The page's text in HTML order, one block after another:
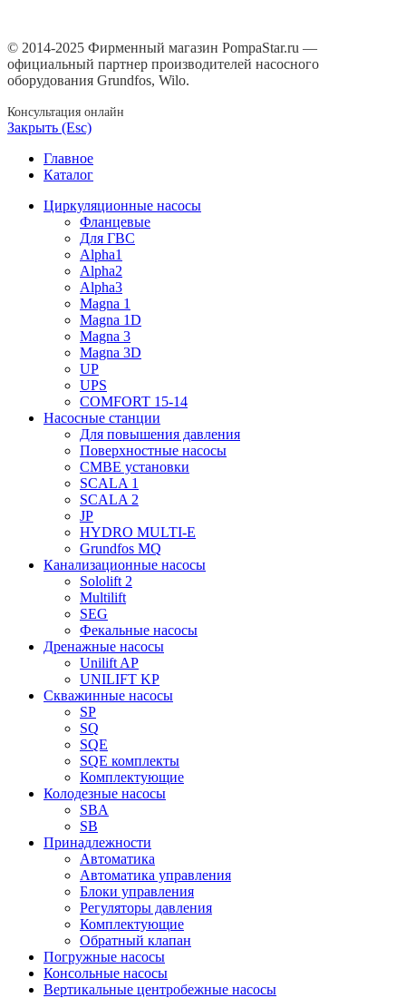
© 2014-2025 Фирменный магазин PompaStar.ru —
официальный партнер производителей насосного
оборудования Grundfos, Wilo.
Консультация онлайн
Закрыть (Esc)
Главное
Каталог
Циркуляционные насосы
Фланцевые
Для ГВС
Alpha1
Alpha2
Alpha3
Magna 1
Magna 1D
Magna 3
Magna 3D
UP
UPS
COMFORT 15-14
Насосные станции
Для повышения давления
Поверхностные насосы
CMBE установки
SCALA 1
SCALA 2
JP
HYDRO MULTI-E
Grundfos MQ
Канализационные насосы
Sololift 2
Multilift
SEG
Фекальные насосы
Дренажные насосы
Unilift AP
UNILIFT KP
Скважинные насосы
SP
SQ
SQE
SQE комплекты
Комплектующие
Колодезные насосы
SBA
SB
Принадлежности
Автоматика
Автоматика управления
Блоки управления
Регуляторы давления
Комплектующие
Обратный клапан
Погружные насосы
Консольные насосы
Вертикальные центробежные насосы